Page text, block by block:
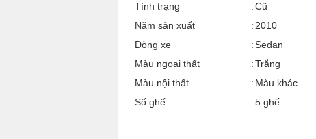
Tình trạng
Cũ
Năm sản xuất
2010
Dòng xe
Sedan
Màu ngoại thất
Trắng
Màu nội thất
Màu khác
Số ghế
5 ghế